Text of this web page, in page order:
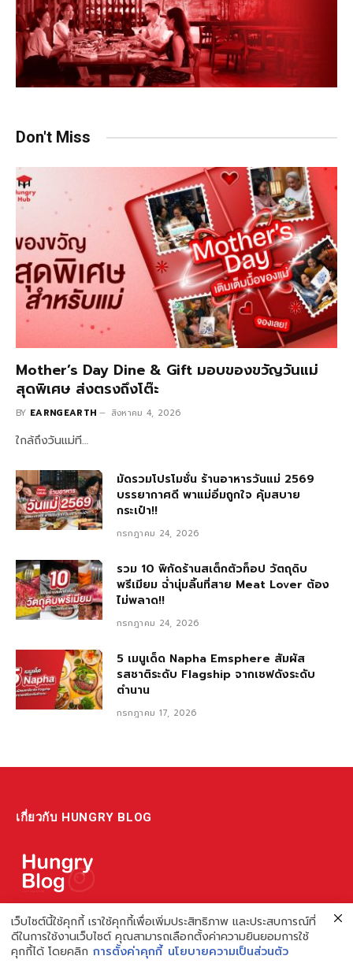
Don't Miss
Mother’s Day Dine & Gift มอบของขวัญวันแม่
สุดพิเศษ ส่งตรงถึงโต๊ะ
BY EARNGEARTH สิงหาคม 4, 2026
ใกล้ถึงวันแม่ที…
มัดรวมโปรโมชั่น ร้านอาหารวันแม่ 2569
บรรยากาศดี พาแม่อิ่มถูกใจ คุ้มสบาย
กระเป๋า!!
กรกฎาคม 24, 2026
รวม 10 พิกัดร้านสเต็กตัวท็อป วัตถุดิบ
พรีเมียม ฉ่ำนุ่มลิ้นที่สาย Meat Lover ต้อง
ไม่พลาด!!
กรกฎาคม 24, 2026
5 เมนูเด็ด Napha Emsphere สัมผัส
รสชาติระดับ Flagship จากเชฟดังระดับ
ตำนาน
กรกฎาคม 17, 2026
เกี่ยวกับ HUNGRY BLOG
แหล่งรวมข้อมูล ข่าวสาร เกี่ยวกับร้านอาหารและเรื่องกิน ไม่ว่าจะเป็น
รีวิว ชี้เป้า รวมถึงความรู้ต่างๆ ที่เราอยากแชร์!
เว็บไซต์นี้ใช้คุกกี้ เราใช้คุกกี้เพื่อเพิ่มประสิทธิภาพ และประสบการณ์ที่
ดีในการใช้งานเว็บไซต์ คุณสามารถเลือกตั้งค่าความยินยอมการใช้
คุกกี้ได้ โดยคลิก การตั้งค่าคุกกี้ นโยบายความเป็นส่วนตัว